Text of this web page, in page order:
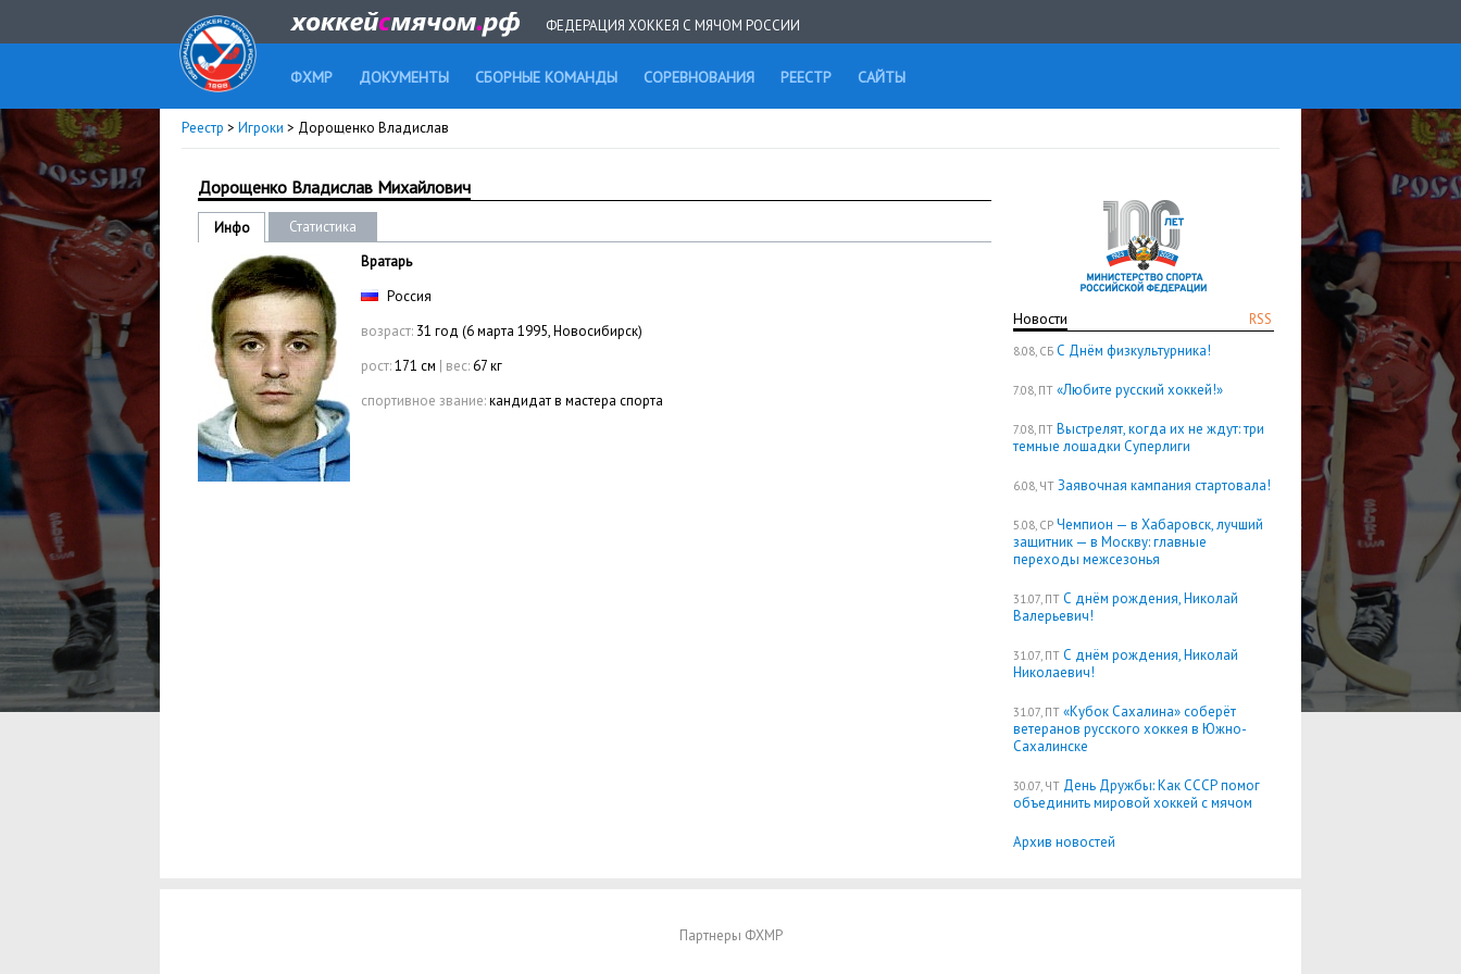
ФЕДЕРАЦИЯ ХОККЕЯ С МЯЧОМ РОССИИ
ФХМР ДОКУМЕНТЫ СБОРНЫЕ КОМАНДЫ СОРЕВНОВАНИЯ РЕЕСТР САЙТЫ
Реестр > Игроки > Дорощенко Владислав
RSS
Новости
8.08, СБ С Днём физкультурника!
7.08, ПТ «Любите русский хоккей!»
7.08, ПТ Выстрелят, когда их не ждут: три
темные лошадки Суперлиги
6.08, ЧТ Заявочная кампания стартовала!
5.08, СР Чемпион — в Хабаровск, лучший
защитник — в Москву: главные
переходы межсезонья
31.07, ПТ С днём рождения, Николай
Валерьевич!
31.07, ПТ С днём рождения, Николай
Николаевич!
31.07, ПТ «Кубок Сахалина» соберёт
ветеранов русского хоккея в Южно-
Сахалинске
30.07, ЧТ День Дружбы: Как СССР помог
объединить мировой хоккей с мячом
Архив новостей
Дорощенко Владислав Михайлович
Инфо
Статистика
Вратарь
Россия
возраст: 31 год (6 марта 1995, Новосибирск)
рост:171 см | вес:67 кг
спортивное звание:кандидат в мастера спорта
Партнеры ФХМР